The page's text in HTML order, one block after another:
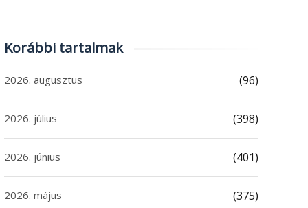
Korábbi tartalmak
2026. augusztus (96)
2026. július (398)
2026. június (401)
2026. május (375)